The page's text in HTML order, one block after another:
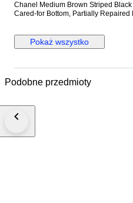
Chanel Medium Brown Striped
Cared-for Bottom, Partially
Pokaż wszystko
Podobne przedmioty